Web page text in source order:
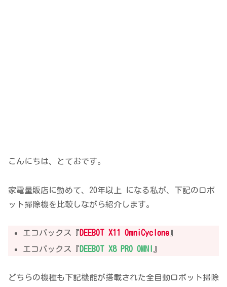
こんにちは、とておです。
家電量販店に勤めて、20年以上 になる私が、下記のロボ
ット掃除機を比較しながら紹介します。
エコバックス『DEEBOT X11 OmniCyclone』
エコバックス『DEEBOT X8 PRO OMNI 』
どちらの機種も下記機能が搭載された全自動ロボット掃除